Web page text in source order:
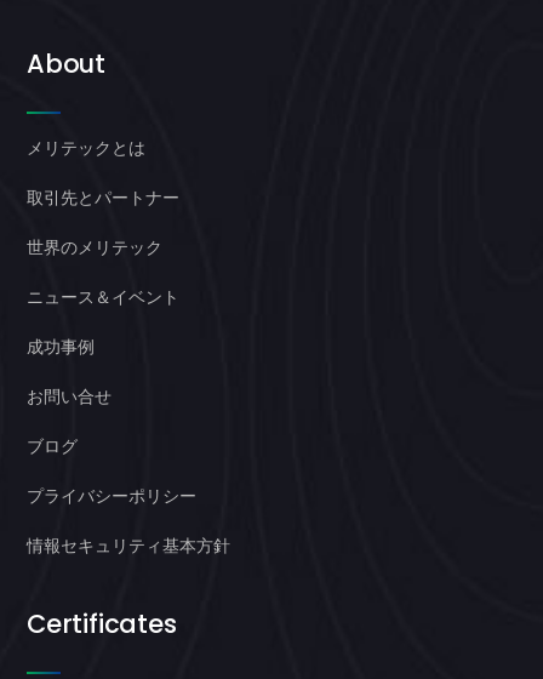
About
メリテックとは
取引先とパートナー
世界のメリテック
ニュース＆イベント
成功事例
お問い合せ
ブログ
プライバシーポリシー
情報セキュリティ基本方針
Certificates